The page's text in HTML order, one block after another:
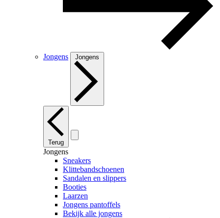
Jongens Jongens
Terug
Jongens
Sneakers
Klittebandschoenen
Sandalen en slippers
Booties
Laarzen
Jongens pantoffels
Bekijk alle jongens